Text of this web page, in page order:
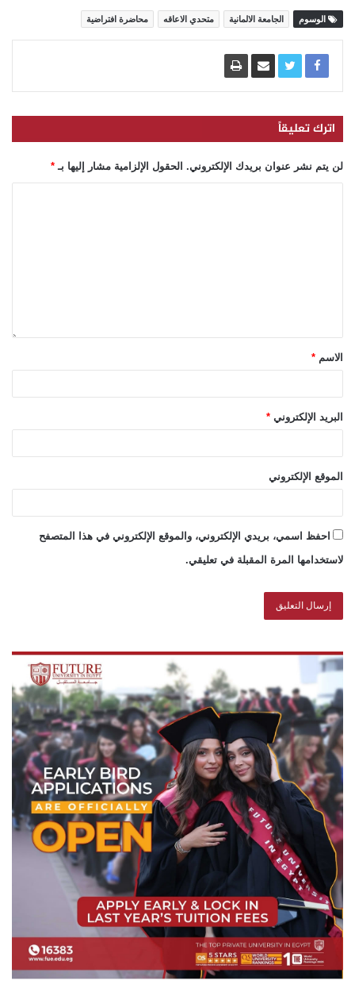
الوسوم الجامعة الالمانية متحدي الاعاقه محاضرة افتراضية
اترك تعليقاً
لن يتم نشر عنوان بريدك الإلكتروني. الحقول الإلزامية مشار إليها بـ *
الاسم *
البريد الإلكتروني *
الموقع الإلكتروني
احفظ اسمي، بريدي الإلكتروني، والموقع الإلكتروني في هذا المتصفح
لاستخدامها المرة المقبلة في تعليقي.